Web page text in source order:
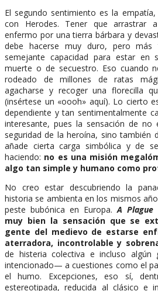
El segundo sentimiento es la
con Herodes. Tener que arrastrar
enfermo por una tierra bárbara y
debe hacerse muy duro, pero más
semejante capacidad para estar en
muerte o de secuestro. Eso cuando
rodeado de millones de ratas
agacharse y recoger una florecilla
(insértese un «oooh» aquí). Lo cierto
dependiente y tan sentimentalmente
interesante, pues la sensación de
seguridad de la heroína, sino también
añade cierta carga simbólica y de
haciendo: no es una misión
algo tan simple y humano como
No creo estar descubriendo la
historia se ambienta en los mismos
peste bubónica en Europa.A Plague
muy bien la sensación que se
gente del medievo de estarse
aterradora, incontrolable y
de histeria colectiva e incluso algún
intencionado— a cuestiones como el
el humo. Excepciones, eso sí,
estereotipada, reducida al clásico e